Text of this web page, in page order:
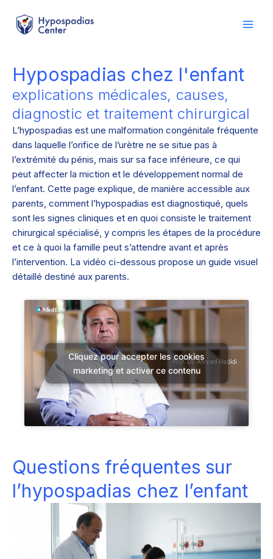
principal
contenu
Hypospadias chez l'enfant
explications médicales, causes,
diagnostic et traitement chirurgical
L’hypospadias est une malformation congénitale fréquente
dans laquelle l’orifice de l’urètre ne se situe pas à
l’extrémité du pénis, mais sur sa face inférieure, ce qui
peut affecter la miction et le développement normal de
l’enfant. Cette page explique, de manière accessible aux
parents, comment l’hypospadias est diagnostiqué, quels
sont les signes cliniques et en quoi consiste le traitement
chirurgical spécialisé, y compris les étapes de la procédure
et ce à quoi la famille peut s’attendre avant et après
l’intervention. La vidéo ci-dessous propose un guide visuel
détaillé destiné aux parents.
Cliquez pour accepter les cookies
marketing et activer ce contenu
Questions fréquentes sur
l’hypospadias chez l’enfant